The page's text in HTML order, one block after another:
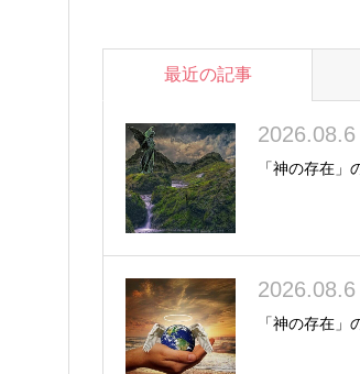
最近の記事
2026.08.6
「神の存在」
2026.08.6
「神の存在」